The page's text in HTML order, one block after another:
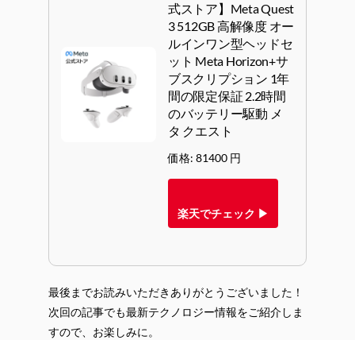
式ストア】Meta Quest
3 512GB 高解像度 オー
ルインワン型ヘッドセ
ット Meta Horizon+サ
ブスクリプション 1年
間の限定保証 2.2時間
のバッテリー駆動 メ
タ クエスト
価格: 81400 円
楽天でチェック ▶
最後までお読みいただきありがとうございました！
次回の記事でも最新テクノロジー情報をご紹介しま
すので、お楽しみに。